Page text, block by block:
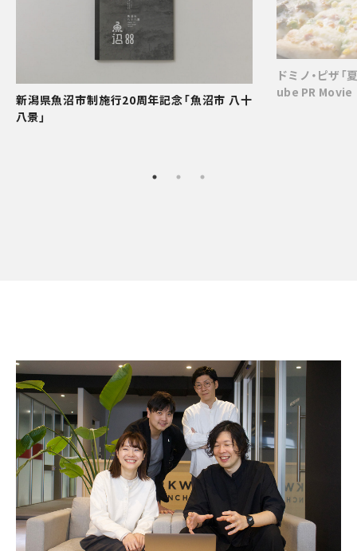
新潟県魚沼市制施行20周年記念「魚沼市 八十
八景」
ドミノ・ピザ
ube PR Movie